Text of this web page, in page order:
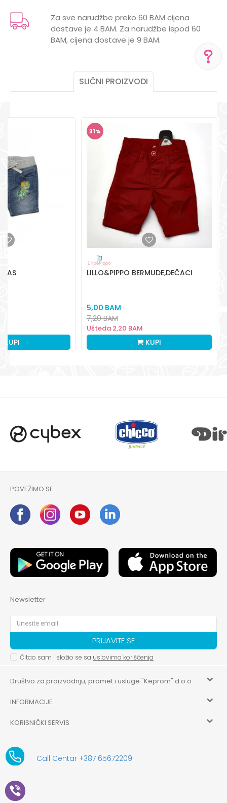
POMOĆ PRI KUPOVINI
Radno vreme
Pon-Subota: 09:00-
15:00h
Pišite nam
aksaonlinebih@aksabih.ba
POL
MUŠKI
Za sve narudžbe preko 60 BAM cijena
dostave je 4 BAM. Za narudžbe ispod 60
BAM, cijena dostave je 9 BAM.
SLIČNI PROIZVODI
KUPI
31%
LILLO&PIPPO BERMUDE,DEČACI
5,00 BAM
Ušteda2,20 BAM
7,20BAM
KUPI
POVEŽIMO SE
Newsletter
PRIJAVITE SE
Čitao sam i složio se sa uslovima korišćenja
Društvo za proizvodnju, promet i usluge "Keprom" d.o.o.
HILANDARSKA 32, ISTOČNO NOVO SARAJEVO, ISTOČNO
aksaonlinebih@aksabih.ba
5514802214205743
61-01-0052-11
INFORMACIJE
Zaposlenje
Saradnja
KORISNIČKI SERVIS
Uslovi korišćenja i prodaje
Kako kupiti
Call Centar +387 65672209